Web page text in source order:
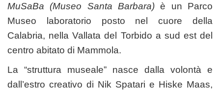
MuSaBa (Museo Santa Barbara) è un Parco
Museo laboratorio posto nel cuore della
Calabria, nella Vallata del Torbido a sud est del
centro abitato di Mammola.
La “struttura museale” nasce dalla volontà e
dall’estro creativo di Nik Spatari e Hiske Maas,